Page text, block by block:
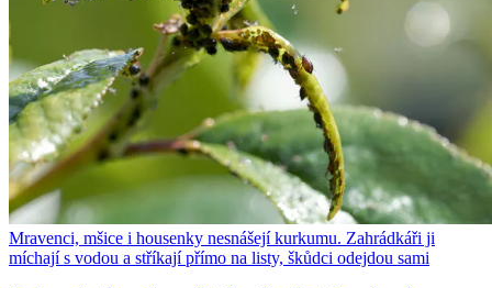
Mravenci, mšice i housenky nesnášejí kurkumu. Zahrádkáři ji
míchají s vodou a stříkají přímo na listy, škůdci odejdou sami